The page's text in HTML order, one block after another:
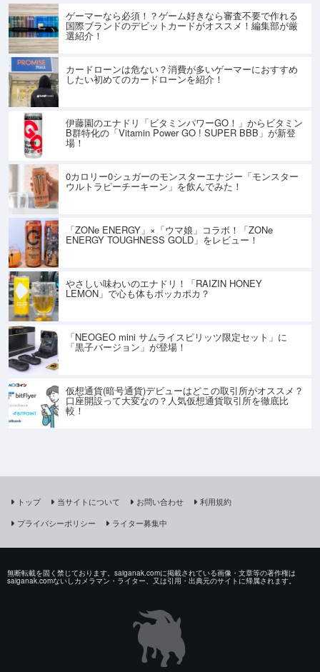
ゲーマーなら必須！？ゲーム好きなら審査不要で作れる
国際ブランドのデビットカードがオススメ！編集部が厳
選紹介！
カードローンは危ない？消費が多いゲーマーにおすすめ
したい初めてのカードローンを紹介！
伊藤園のエナドリ「ビタミンパワーGO！」からビタミン
B群特化の「Vitamin Power GO ! SUPER BBB」が新登
場！
0カロリー0シュガーのモンスターエナジー「モンスター
ウルトラピーチーキーン」を飲んでみた！
「ZONe ENERGY」×「ウマ娘」コラボ！「ZONe
ENERGY TOUGHNESS GOLD」をレビュー！
やさしい味わいのエナドリ！「RAIZIN HONEY
LEMON」で心も体もポッカポカ？
「NEOGEO mini サムライスピリッツ限定セット」に
「黒子バージョン」が登場！
仮想通貨(暗号通貨)デビューはどこの取引所がオススメ？
口座開設って大変なの？人気仮想通貨取引所を徹底比
較！
トップ 当サイトについて お問い合わせ
利用規約
プライバシーポリシー
ライター募集中
無断転載を固く禁じております。saiganak.comに掲載されている画像・文章等の著作権は
saiganak.comないしカメラマン・ライター、又は引用・出典元のサイトに帰属されます。